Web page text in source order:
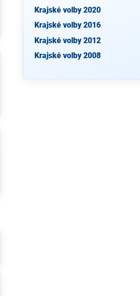
Krajské volby 2020
Krajské volby 2016
Krajské volby 2012
Krajské volby 2008